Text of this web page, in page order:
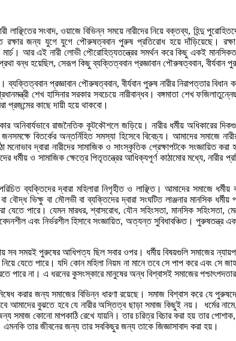
সংবাদ, ওয়াজে বিভিন্ন সময়ে নারীদের নিয়ে বক্তব্য, হিন্দু
জন্য যুগে যুগে পৌরুষত্ববান পুরুষ প্রতিরোধ হয়ে দাঁড়িয়েছে।
মার্চ। আর এই নারী লোভী পৌরোহিত্যতন্ত্রের সমর্থন করে কিছু একই
বন্ধ হয়েছিল, সেরূপ কিছু ব্যক্তিত্ববান প্রজ্ঞাবান পৌরুষত্ববান, বীর্যবান
ব্যক্তিত্ববান প্রজ্ঞাবান পৌরুষত্ববান, বীর্যবান পুরুষ নারীর নিরাপত্তার
শেখ হাসিনার সরকার সবচেয়ে নারীবান্ধব। বঙ্গমাতা শেখ
প্রজন্মের কাছে দায়ী হয়ে থাকবো।
অনিবার্যভাবে রাজনৈতিক কূটকৌশলে জড়িয়ে। নারীর ধর্মীয় অধিকারের
বিতর্কের অন্তর্নিহিত সমস্যা হিসেবে বিবেচ্য। আমাদের সমাজে
মনোভাব দ্বারা নারীদের সামাজিক ও সাংস্কৃতিক প্রেক্ষাপটকে সংজ্ঞায়িত
ও সামাজিক ক্ষেত্রে পিতৃতন্ত্রের আধিক্যপূর্ণ কাঠামোর মধ্যে, নারীর
ব্যক্তিদের দ্বারা মহিলারা নিগৃহীত ও লাঞ্ছিত। আমাদের সমাজে
বৌদ্ধ ভিক্ষু বা মৌলভী বা ব্যক্তিদের দ্বারা সংঘটিত লাঞ্জনার মানসিক
যেতে পারে। যেমন মারধর, শ্বাসরোধ, যৌন সহিংসতা, মানসিক সহিংসতা,
এবং নির্ভরশীল হিসাবে সংজ্ঞায়িত, অত্যন্ত সুবিধাবঞ্চিত। পুরুষতন্ত্র
সময়ই পুরুষের আধিপত্য ছিল সবার ওপর। ধর্মীয় বিষয়গুলি সমাজের
যেতে পারে। যদি কোন মহিলা নিয়ম না মানে তবে সে পাপ করে এবং সে
পারে না। এ ধরনের কুসংস্কারে মানুষের অন্ধ বিশ্বাসই সমাজের
নিষেধ করার জন্য সমাজের বিভিন্ন ধারণা রয়েছে। সমাজ বিশ্বাস করে যে
আমাদের বুঝতে হবে যে নারীর অস্তিত্ব ছাড়া সমাজ কিছুই নয়। ধর্মের
কোনো মাপকাঠি রেখে যায়নি। তার চরিত্র বিচার করা হয় তার
এমনকি তার জীবনের জন্য তার সবকিছুর জন্য তাকে জিজ্ঞাসাবাদ করা হয়।